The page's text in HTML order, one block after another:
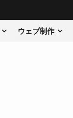
ウェブ制作